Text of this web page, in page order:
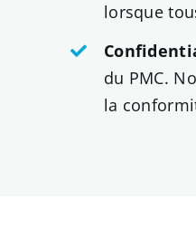
lorsque
du PMC.
la